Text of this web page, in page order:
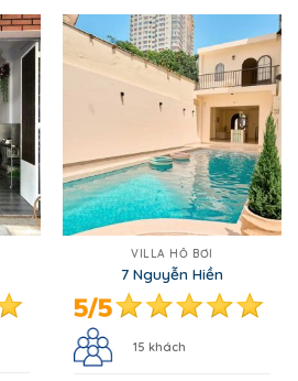
VILLA HỒ BƠI
7 Nguyễn Hiền
15 khách